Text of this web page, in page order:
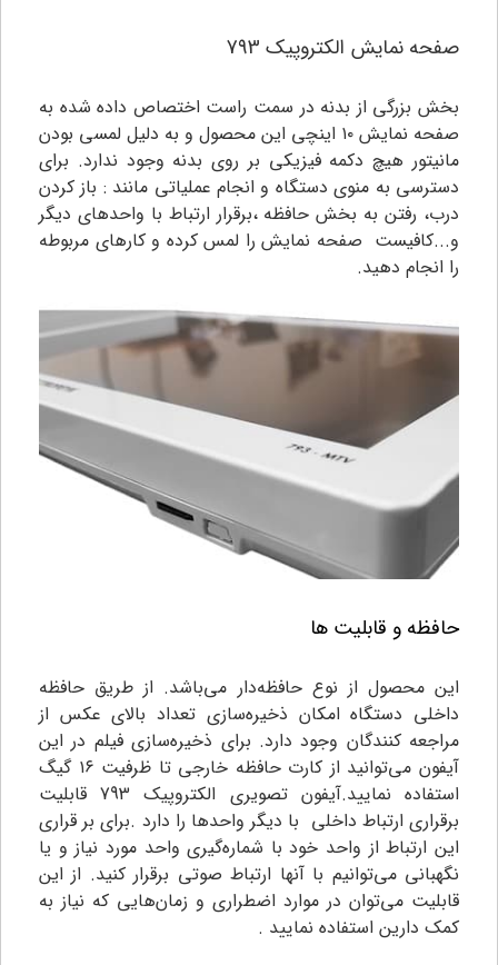
صفحه نمایش الکتروپیک 793
بخش بزرگی از بدنه در سمت راست اختصاص داده شده به
صفحه نمایش ۱۰ اینچی این محصول و به دلیل لمسی بودن
مانیتور هیچ دکمه فیزیکی بر روی بدنه وجود ندارد. برای
دسترسی به منوی دستگاه و انجام عملیاتی مانند : باز کردن
درب، رفتن به بخش حافظه ،برقرار ارتباط با واحدهای دیگر
و...کافیست صفحه نمایش را لمس کرده و کارهای مربوطه
را انجام دهید.
حافظه و قابلیت ها
این محصول از نوع حافظه‌دار می‌باشد. از طریق حافظه
داخلی دستگاه امکان ذخیره‌سازی تعداد بالای عکس از
مراجعه کنندگان وجود دارد. برای ذخیره‌سازی فیلم در این
آیفون می‌توانید از کارت حافظه خارجی تا ظرفیت ۱۶ گیگ
استفاده نمایید.آیفون تصویری الکتروپیک 793 قابلیت
برقراری ارتباط داخلی با دیگر واحدها را دارد ‌.برای بر قراری
این ارتباط از واحد خود با شماره‌گیری واحد مورد نیاز و یا
نگهبانی می‌توانیم با آنها ارتباط صوتی برقرار کنید. از این
قابلیت می‌توان در موارد اضطراری و زمان‌هایی که نیاز به
کمک دارین استفاده نمایید .